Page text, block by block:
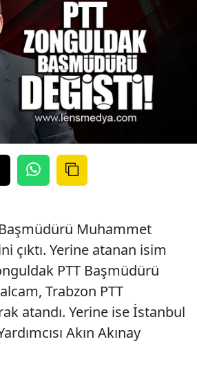
Muhammet
çıktı. Yerine atanan isim
PTT Başmüdürü
Trabzon PTT
atandı. Yerine ise İstanbul
Akın Akınay